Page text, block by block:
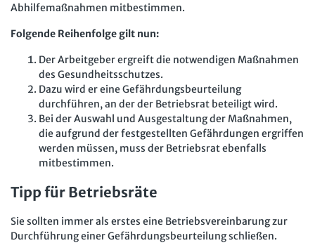
Abhilfemaßnahmen mitbestimmen.
Folgende Reihenfolge gilt nun:
Der Arbeitgeber ergreift die notwendigen Maßnahmen
des Gesundheitsschutzes.
Dazu wird er eine Gefährdungsbeurteilung
durchführen, an der der Betriebsrat beteiligt wird.
Bei der Auswahl und Ausgestaltung der Maßnahmen,
die aufgrund der festgestellten Gefährdungen ergriffen
werden müssen, muss der Betriebsrat ebenfalls
mitbestimmen.
Tipp für Betriebsräte
Sie sollten immer als erstes eine Betriebsvereinbarung zur
Durchführung einer Gefährdungsbeurteilung schließen.